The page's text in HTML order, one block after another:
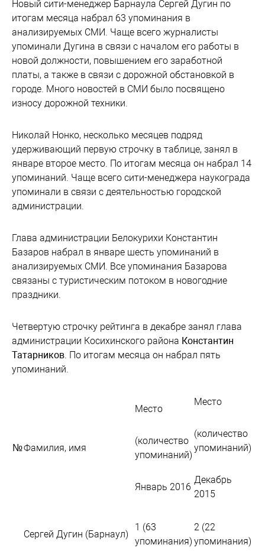
Новый сити-менеджер Барнаула Сергей Дугин по
итогам месяца набрал 63 упоминания в
анализируемых СМИ. Чаще всего журналисты
упоминали Дугина в связи с началом его работы в
новой должности, повышением его заработной
платы, а также в связи с дорожной обстановкой в
городе. Много новостей в СМИ было посвящено
износу дорожной техники.
Николай Нонко, несколько месяцев подряд
удерживающий первую строчку в таблице, занял в
январе второе место. По итогам месяца он набрал 14
упоминаний. Чаще всего сити-менеджера наукограда
упоминали в связи с деятельностью городской
администрации.
Глава администрации Белокурихи Константин
Базаров набрал в январе шесть упоминаний в
анализируемых СМИ. Все упоминания Базарова
связаны с туристическим потоком в новогодние
праздники.
Четвертую строчку рейтинга в декабре занял глава
администрации Косихинского района Константин
Татарников. По итогам месяца он набрал пять
упоминаний.
№Фамилия, имя
Место
(количество
упоминаний)
Январь 2016
Место
(количество
упоминаний)
Декабрь
2015
Сергей Дугин (Барнаул)
1 (63
упоминания)
2 (22
упоминания)